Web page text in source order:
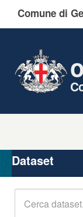
Comune di
Organizzazioni
Gruppi
Dataset